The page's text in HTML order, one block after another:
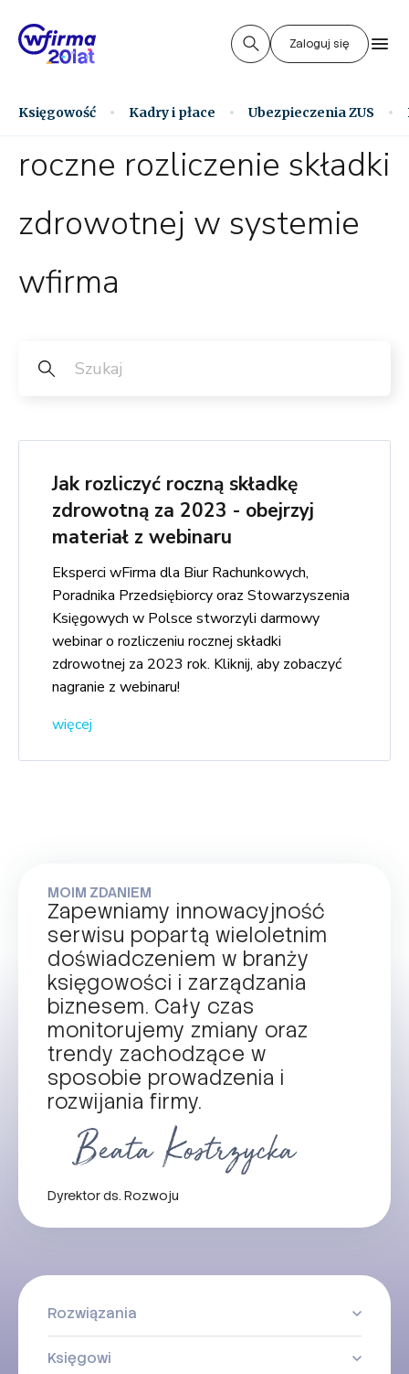
Zaloguj się
Księgowość Kadry i płace Ubezpieczenia ZUS
roczne rozliczenie składki
zdrowotnej w systemie
wfirma
Jak rozliczyć roczną składkę
zdrowotną za 2023 - obejrzyj
materiał z webinaru
Eksperci wFirma dla Biur Rachunkowych,
Poradnika Przedsiębiorcy oraz Stowarzyszenia
Księgowych w Polsce stworzyli darmowy
webinar o rozliczeniu rocznej składki
zdrowotnej za 2023 rok. Kliknij, aby zobaczyć
nagranie z webinaru!
więcej
MOIM ZDANIEM
Zapewniamy innowacyjność
serwisu popartą wieloletnim
doświadczeniem w branży
księgowości i zarządzania
biznesem. Cały czas
monitorujemy zmiany oraz
trendy zachodzące w
sposobie prowadzenia i
rozwijania firmy.
Dyrektor ds. Rozwoju
Rozwiązania
Księgowi